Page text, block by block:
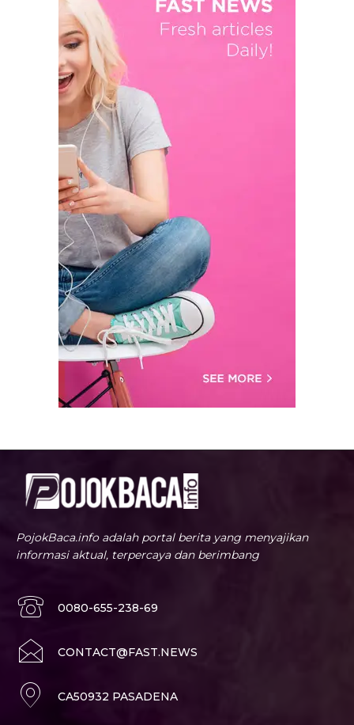
PojokBaca.info adalah portal berita yang menyajikan
informasi aktual, terpercaya dan berimbang
0080-655-238-69
CONTACT@FAST.NEWS
CA50932 PASADENA